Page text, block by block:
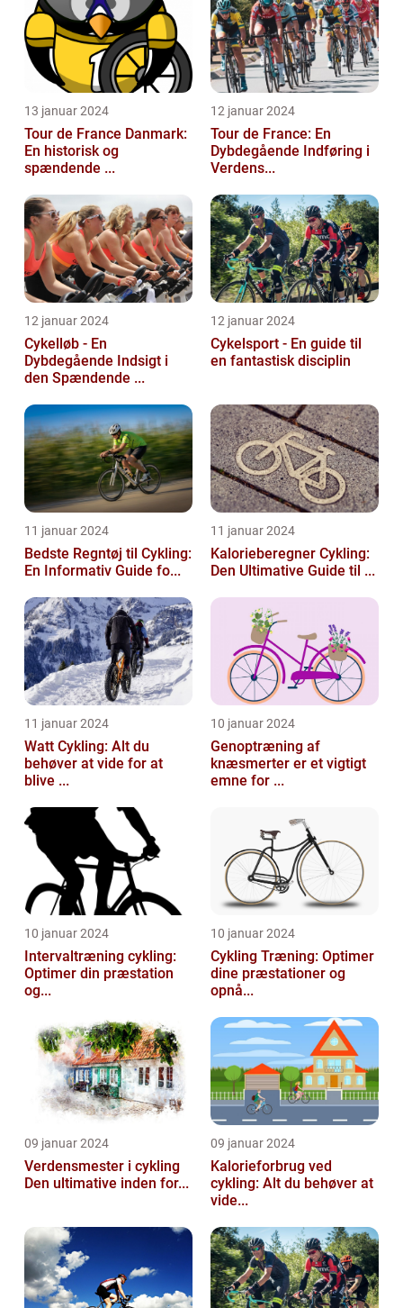
13 januar 2024
Tour de France Danmark:
En historisk og
spændende ...
12 januar 2024
Tour de France: En
Dybdegående Indføring i
Verdens...
12 januar 2024
Cykelløb - En
Dybdegående Indsigt i
den Spændende ...
12 januar 2024
Cykelsport - En guide til
en fantastisk disciplin
11 januar 2024
Bedste Regntøj til Cykling:
En Informativ Guide fo...
11 januar 2024
Kalorieberegner Cykling:
Den Ultimative Guide til ...
11 januar 2024
Watt Cykling: Alt du
behøver at vide for at
blive ...
10 januar 2024
Genoptræning af
knæsmerter er et vigtigt
emne for ...
10 januar 2024
Intervaltræning cykling:
Optimer din præstation
og...
10 januar 2024
Cykling Træning: Optimer
dine præstationer og
opnå...
09 januar 2024
Verdensmester i cykling
Den ultimative inden for...
09 januar 2024
Kalorieforbrug ved
cykling: Alt du behøver at
vide...